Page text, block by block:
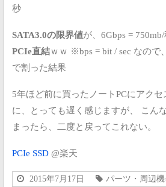
秒
SATA3.0の限界値が、6Gbps = 750mb/
PCIe直結ｗｗ ※bps = bit / sec なので
で割った結果
5年ほど前に買ったノートPCにアクセ
に、とっても遅く感じますが、
こん
まったら、二度と戻ってこれない。
PCIe SSD@楽天
2015年7月17日 パーツ・周辺機